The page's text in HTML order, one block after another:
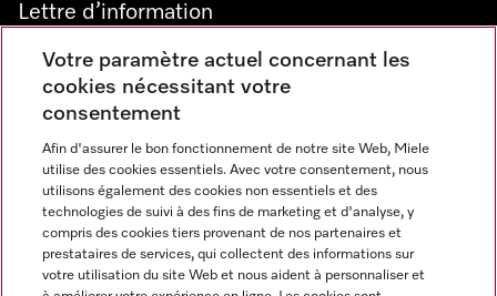
Lettre d’information
Langue
FRANCAIS
Votre paramètre actuel concernant les
cookies nécessitant votre
consentement
Afin d'assurer le bon fonctionnement de notre site Web, Miele
utilise des cookies essentiels. Avec votre consentement, nous
utilisons également des cookies non essentiels et des
technologies de suivi à des fins de marketing et d'analyse, y
compris des cookies tiers provenant de nos partenaires et
prestataires de services, qui collectent des informations sur
votre utilisation du site Web et nous aident à personnaliser et